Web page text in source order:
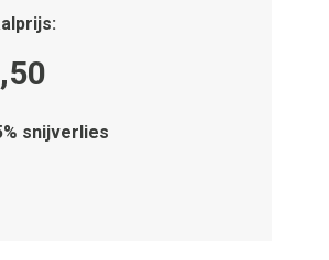
snijverlies